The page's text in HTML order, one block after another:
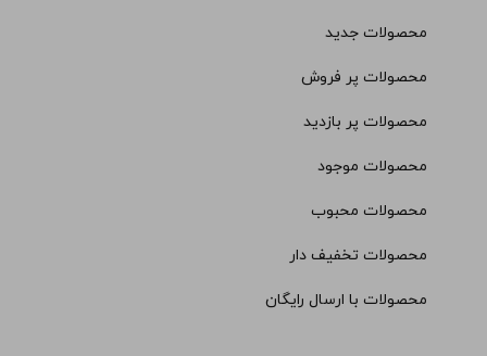
محصولات جدید
محصولات پر فروش
محصولات پر بازدید
محصولات موجود
محصولات محبوب
محصولات تخفیف دار
محصولات با ارسال رایگان